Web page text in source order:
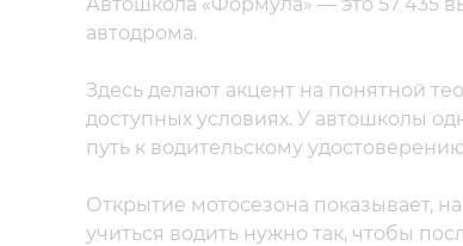
автодрома.
Здесь делают акцент на понятной
доступных условиях. У автошколы
путь к водительскому
Открытие мотосезона показывает,
учиться водить нужно так, чтобы